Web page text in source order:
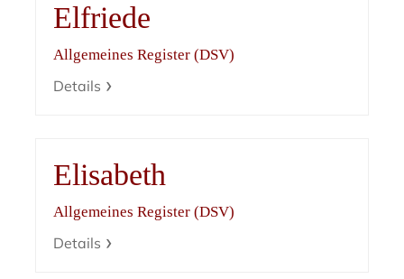
Elfriede
Allgemeines Register (DSV)
Details
Elisabeth
Allgemeines Register (DSV)
Details